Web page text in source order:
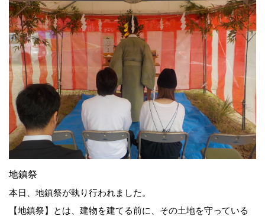
地鎮祭
本日、地鎮祭が執り行われました。
【地鎮祭】とは、建物を建てる前に、その土地を守っている